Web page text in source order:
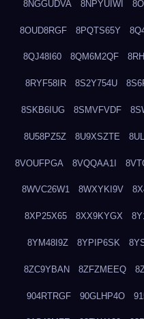
8NGGUDVA 8NPYUIWI
8OUD8RGF 8PQTS65Y
8QJ48I60 8QM6M2QF
8RYF58IR 8S2Y754U
8SKB6IUG 8SMVFVDF
8U58PZ5Z 8U9XSZTE
8VOUFPGA 8VQQAA1I
8WVC26W1 8WXYKI9V
8XP25X65 8XX9KYGX
8YM48I9Z 8YPIP6SK
8ZC9YBAN 8ZFZMEEQ
904RTRGF 90GLHP4O